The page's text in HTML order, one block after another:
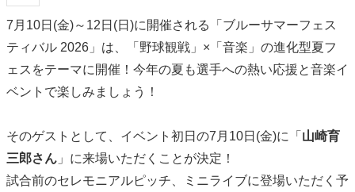
7月10日(金)～12日(日)に開催される「ブルーサマーフェス
ティバル 2026」は、「野球観戦」×「音楽」の進化型夏フ
ェスをテーマに開催！今年の夏も選手への熱い応援と音楽イ
ベントで楽しみましょう！
そのゲストとして、イベント初日の7月10日(金)に「 山崎育
三郎さん 」に来場いただくことが決定！
試合前のセレモニアルピッチ、ミニライブに登場いただく予